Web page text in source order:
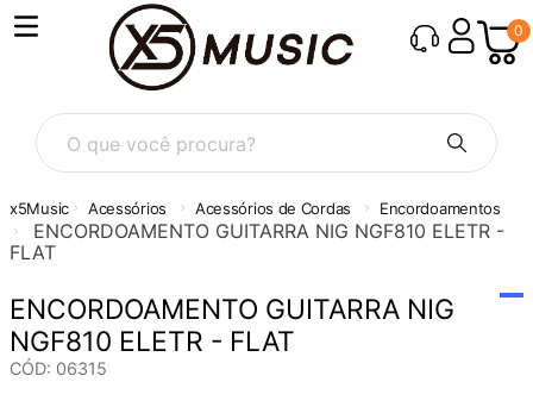
0
O que você procura?
Acessórios Acessórios de Cordas Encordoamentos
ENCORDOAMENTO GUITARRA NIG NGF810 ELETR -
FLAT
ENCORDOAMENTO GUITARRA NIG
NGF810 ELETR - FLAT
CÓD: 06315